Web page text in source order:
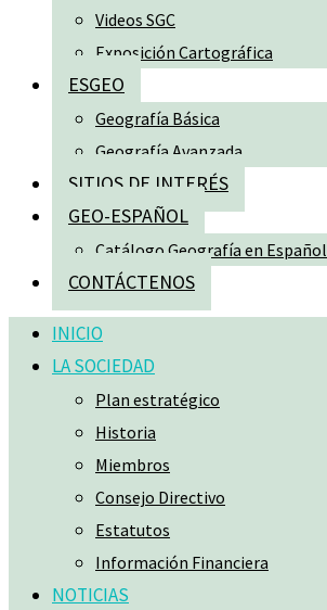
Videos SGC
Exposición Cartográfica
ESGEO
Geografía Básica
Geografía Avanzada
SITIOS DE INTERÉS
GEO-ESPAÑOL
Catálogo Geografía en Español
CONTÁCTENOS
INICIO
LA SOCIEDAD
Plan estratégico
Historia
Miembros
Consejo Directivo
Estatutos
Información Financiera
NOTICIAS